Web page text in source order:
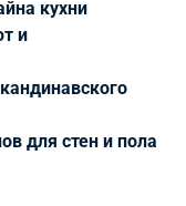
кухни
и
для стен и пола